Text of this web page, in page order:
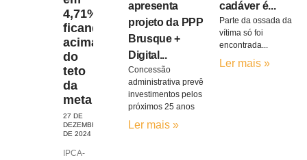
4,71%,
ficando
acima
do
teto
da
meta
27 DE
DEZEMBRO
DE 2024
IPCA-
apresenta
projeto da PPP
Brusque +
Digital...
Concessão
administrativa prevê
investimentos pelos
próximos 25 anos
Ler mais »
cadáver é...
Parte da ossada da
vítima só foi
encontrada...
Ler mais »